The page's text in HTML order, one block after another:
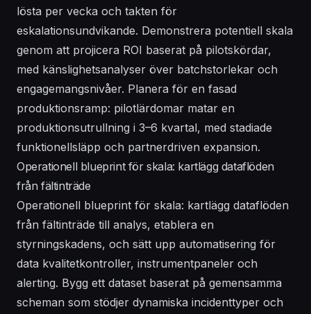
lösta per vecka och takten för
eskalationsundvikande. Demonstrera potentiell skala
genom att projicera ROI baserat på pilotskördar,
med känslighetsanalyser över batchstorlekar och
engagemangsnivåer. Planera för en fasad
produktionsramp: pilotlärdomar matar en
produktionsutrullning i 3–6 kvartal, med stadiade
funktionellsläpp och partnerdriven expansion.
Operationell blueprint för skala: kartlägg dataflöden
från fältinträde
Operationell blueprint för skala: kartlägg dataflöden
från fältinträde till analys, etablera en
styrningskadens, och sätt upp automatisering för
data kvalitetkontroller, instrumentpaneler och
alerting. Bygg ett dataset baserat på gemensamma
scheman som stödjer dynamiska incidenttyper och